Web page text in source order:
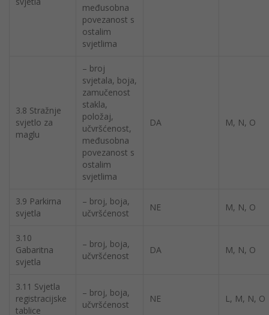
međusobna
povezanost s
ostalim
svjetlima
3.8 Stražnje
svjetlo za
maglu
– broj
svjetala, boja,
zamučenost
stakla,
položaj,
učvršćenost,
međusobna
povezanost s
ostalim
svjetlima
DA M, N, O
3.9 Parkirna
svjetla
– broj, boja,
učvršćenost
NE M, N, O
3.10
Gabaritna
svjetla
– broj, boja,
učvršćenost
DA M, N, O
3.11 Svjetla
registracijske
tablice
– broj, boja,
učvršćenost
NE L, M, N, O